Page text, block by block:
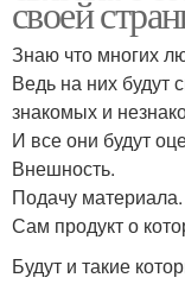
своей
Знаю что многих
Ведь на них будут
знакомых и
И все они будут
Внешность.
Подачу материала.
Сам продукт о
Будут и такие